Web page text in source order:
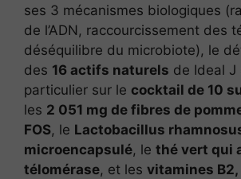
ses 3 mécanismes biologiques
de l’ADN, raccourcissement des
déséquilibre du microbiote), le
des 16 actifs naturels de Ideal J
particulier sur le cocktail de 10
les 2 051 mg de fibres de
FOS, le Lactobacillus
microencapsulé, le thé vert qui
télomérase, et les vitamines B2,